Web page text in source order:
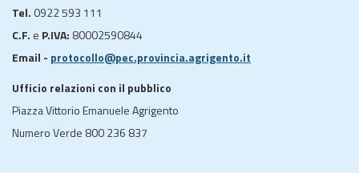
Tel. 0922 593 111
C.F. e P.IVA: 80002590844
Email - protocollo@pec.provincia.agrigento.it
Ufficio relazioni con il pubblico
Piazza Vittorio Emanuele Agrigento
Numero Verde 800 236 837